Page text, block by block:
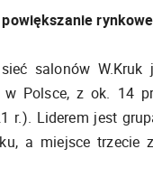
salonów W.Kruk
w Polsce, z ok. 14
r.). Liderem jest
a miejsce trzecie